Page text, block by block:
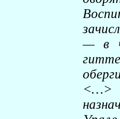
— в
<…>